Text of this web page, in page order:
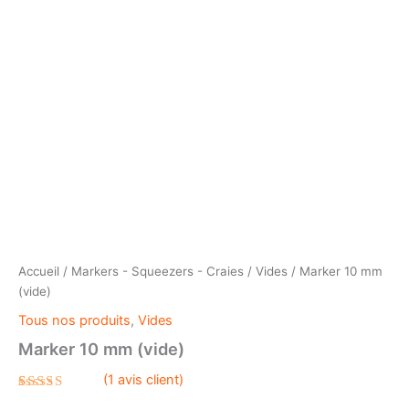
Accueil / Markers - Squeezers - Craies / Vides / Marker 10 mm
(vide)
Tous nos produits, Vides
Marker 10 mm (vide)
(1 avis client)